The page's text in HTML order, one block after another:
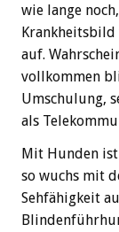
wie lange
Krankheitsbild
auf.
vollkommen
Umschulung,
als
Mit Hunden
so wuchs mit
Sehfähigkeit